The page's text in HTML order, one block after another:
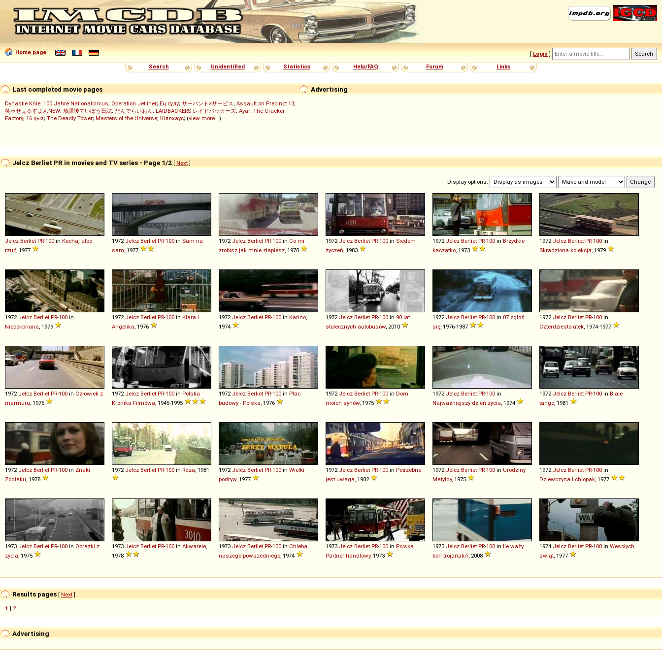
Home page [ Login ]
Search
Unidentified Statistics Help/FAQ Forum Links
Advertising
Last completed movie pages
Dynastie Knie: 100 Jahre Nationalcircus; Operation Jetliner; Ең сұлу; サーバント×サービス; Assault on Precinct 13;
笑ゥせぇるすまんNEW; 放課後ていぼう日誌; だんでらいおん; LAIDBACKERS レイドバッカーズ; Ayar; The Cracker
Factory; 16 қыз; The Deadly Tower; Masters of the Universe; Кіллхаус; (view more...)
Jelcz Berliet PR in movies and TV series - Page 1/2 [ Next]
Display options:
Jelcz Berliet PR-100 in Kochaj albo
rzuć , 1977
1972 Jelcz Berliet PR-100 in Sam na
sam , 1977
1972 Jelcz Berliet PR-100 in Co mi
zrobisz jak mnie złapiesz , 1978
1972 Jelcz Berliet PR-100 in Siedem
życzeń , 1983
1972 Jelcz Berliet PR-100 in Brzydkie
kaczatko , 1973
1972 Jelcz Berliet PR-100 in
Skradziona kolekcja , 1979
1972 Jelcz Berliet PR-100 in
Niepokonana , 1979
1972 Jelcz Berliet PR-100 in Klara i
Angelika , 1976
1972 Jelcz Berliet PR-100 in Karino
1974
1972 Jelcz Berliet PR-100 in 90 lat
stolecznych autobusów, 2010
1972 Jelcz Berliet PR-100 in 07 zgłoś
się , 1976-1987
1972 Jelcz Berliet PR-100 in
Czterdziestolatek , 1974-1977
1972 Jelcz Berliet PR-100 in Człowiek z
marmuru , 1976
1972 Jelcz Berliet PR-100 in Polska
Kronika Filmowa , 1945-1995
1972 Jelcz Berliet PR-100 in Plac
budowy - Polska , 1976
1972 Jelcz Berliet PR-100 in Dom
moich synów, 1975
1972 Jelcz Berliet PR-100 in
Najważniejszy dzień życia , 1974
1972 Jelcz Berliet PR-100 in Biale
tango , 1981
1972 Jelcz Berliet PR-100 in Znaki
Zodiaku , 1978
1972 Jelcz Berliet PR-100 in Rdza , 1981 1972 Jelcz Berliet PR-100 in Wielki
podryw, 1977
1972 Jelcz Berliet PR-100 in Potrzebna
jest uwaga , 1982
1972 Jelcz Berliet PR-100 in Urodziny
Matyldy, 1975
1972 Jelcz Berliet PR-100 in
Dziewczyna i chlopak , 1977
1973 Jelcz Berliet PR-100 in Obrazki z
zycia , 1975
1973 Jelcz Berliet PR-100 in Akwarele
1978
1973 Jelcz Berliet PR-100 in Chleba
naszego powszedniego , 1974
1973 Jelcz Berliet PR-100 in Polska.
Partner handlowy, 1973
1973 Jelcz Berliet PR-100 in Ile waży
koń trojański? , 2008
1974 Jelcz Berliet PR-100 in Wesołych
świąt , 1977
Results pages [ Next]
1 | 2
Advertising